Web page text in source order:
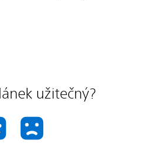
užitečný?